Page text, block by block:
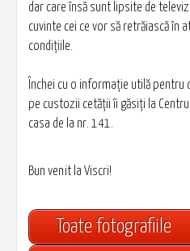
dar care însă sunt lipsite de
cuvinte cei ce vor să retrăiască în
condiţiile.
Închei cu o informație utilă pentru
pe custozii cetăţii îi găsiţi la
casa de la nr. 141.
Bun venit la Viscri!
Toate fotografiile